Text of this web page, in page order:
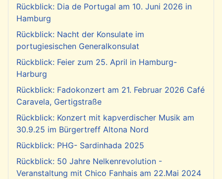
Rückblick: Dia de Portugal am 10. Juni 2026 in
Hamburg
Rückblick: Nacht der Konsulate im
portugiesischen Generalkonsulat
Rückblick: Feier zum 25. April in Hamburg-
Harburg
Rückblick: Fadokonzert am 21. Februar 2026 Café
Caravela, Gertigstraße
Rückblick: Konzert mit kapverdischer Musik am
30.9.25 im Bürgertreff Altona Nord
Rückblick: PHG- Sardinhada 2025
Rückblick: 50 Jahre Nelkenrevolution -
Veranstaltung mit Chico Fanhais am 22.Mai 2024